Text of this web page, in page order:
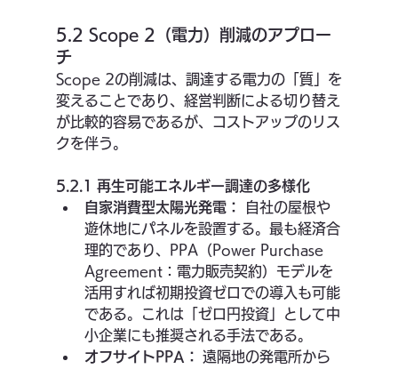
5.2 Scope 2（電力）削減のアプロー
チ
Scope 2の削減は、調達する電力の「質」を
変えることであり、経営判断による切り替え
が比較的容易であるが、コストアップのリス
クを伴う。
5.2.1 再生可能エネルギー調達の多様化
自家消費型太陽光発電：
自社の屋根や
遊休地にパネルを設置する。最も経済合
理的であり、PPA（Power Purchase
Agreement：電力販売契約）モデルを
活用すれば初期投資ゼロでの導入も可能
である。これは「ゼロ円投資」として中
小企業にも推奨される手法である。
オフサイトPPA：
遠隔地の発電所から